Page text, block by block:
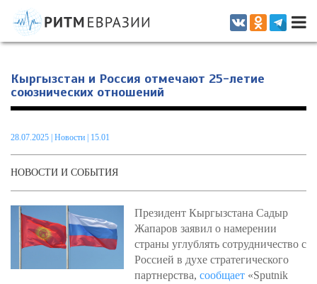
Информационно-аналитическое издание, посвященное актуальным
проблемам интеграции на постсоветском пространстве
Кыргызстан и Россия отмечают 25-летие
союзнических отношений
28.07.2025 Новости | 15.01
НОВОСТИ И СОБЫТИЯ
Президент Кыргызстана Садыр
Жапаров заявил о намерении
страны углублять сотрудничество с
Россией в духе стратегического
партнерства, сообщает «Sputnik